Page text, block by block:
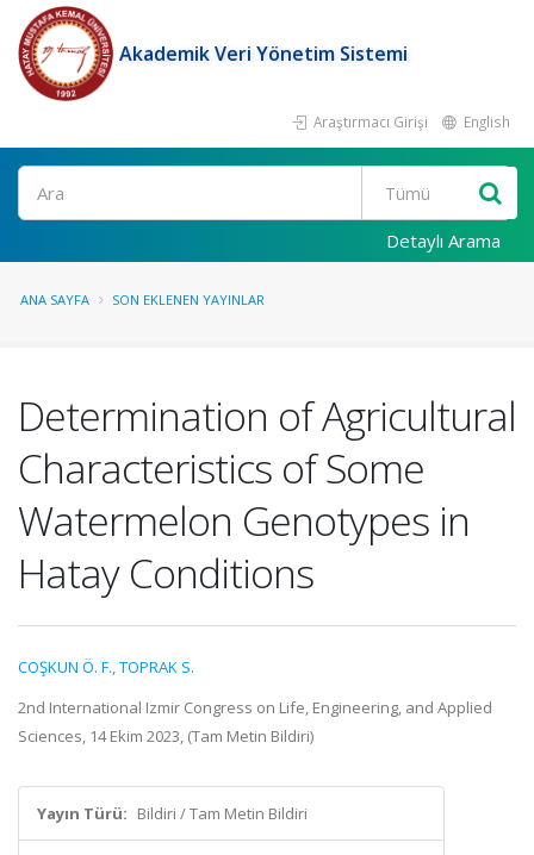
Akademik Veri Yönetim Sistemi
Araştırmacı Girişi English
Ara
Detaylı Arama
ANA SAYFA SON EKLENEN YAYINLAR
Determination of Agricultural
Characteristics of Some
Watermelon Genotypes in
Hatay Conditions
COŞKUN Ö. F.,TOPRAK S.
2nd International Izmir Congress on Life, Engineering, and Applied
Sciences, 14 Ekim 2023, (Tam Metin Bildiri)
Yayın Türü: Bildiri / Tam Metin Bildiri